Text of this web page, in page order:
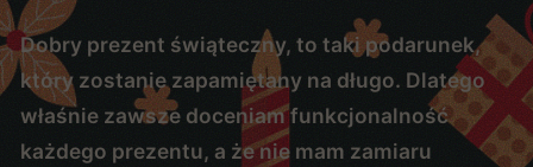
Dobry prezent świąteczny, to taki podarunek,
który zostanie zapamiętany na długo. Dlatego
właśnie zawsze doceniam funkcjonalność
każdego prezentu, a że nie mam zamiaru